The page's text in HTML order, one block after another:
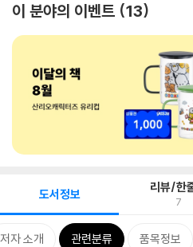
이 분야의 이벤트 13
도서정보 리뷰/한
7
저자 소개 관련분류 품목정보